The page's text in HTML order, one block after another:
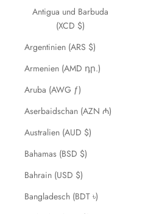
Antigua und Barbuda
(XCD $)
Argentinien (ARS $)
Armenien (AMD դր.)
Aruba (AWG ƒ)
Aserbaidschan (AZN ₼)
Australien (AUD $)
Bahamas (BSD $)
Bahrain (USD $)
Bangladesch (BDT ৳)